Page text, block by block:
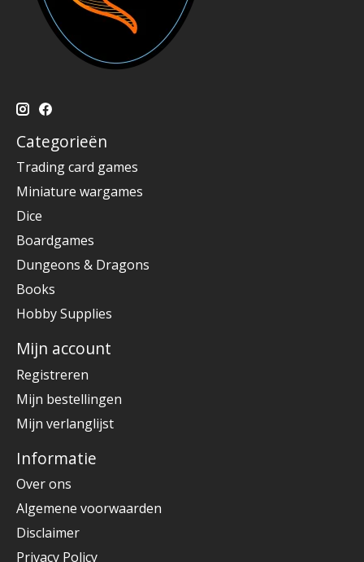
Categorieën
Trading card games
Miniature wargames
Dice
Boardgames
Dungeons & Dragons
Books
Hobby Supplies
Mijn account
Registreren
Mijn bestellingen
Mijn verlanglijst
Informatie
Over ons
Algemene voorwaarden
Disclaimer
Privacy Policy